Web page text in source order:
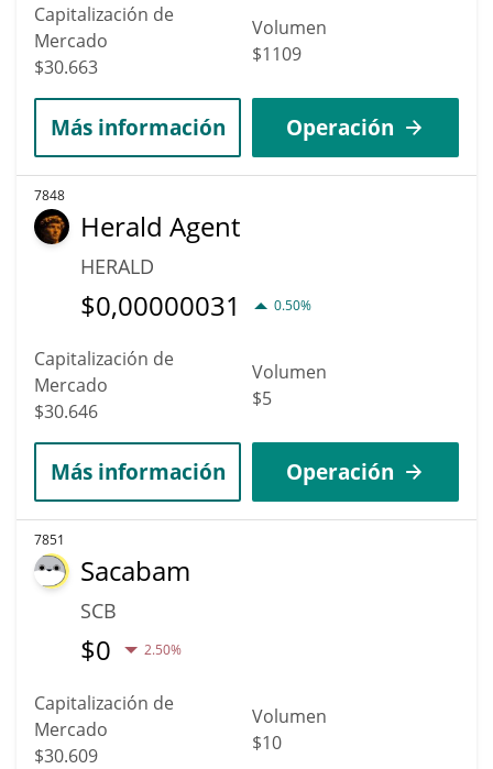
Capitalización de
Mercado
$30.663
Volumen
$1109
Más información Operación
7848
Herald Agent
HERALD
$0,00000031 0.50%
Capitalización de
Mercado
$30.646
Volumen
$5
Más información Operación
7851
Sacabam
SCB
$0 2.50%
Capitalización de
Mercado
$30.609
Volumen
$10